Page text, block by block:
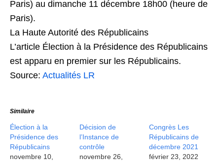
Paris) au dimanche 11 décembre 18h00 (heure de
Paris).
La Haute Autorité des Républicains
L’article Élection à la Présidence des Républicains
est apparu en premier sur les Républicains.
Source: Actualités LR
Similaire
Élection à la
Présidence des
Républicains
novembre 10,
Décision de
l’Instance de
contrôle
novembre 26,
Congrès Les
Républicains de
décembre 2021
février 23, 2022